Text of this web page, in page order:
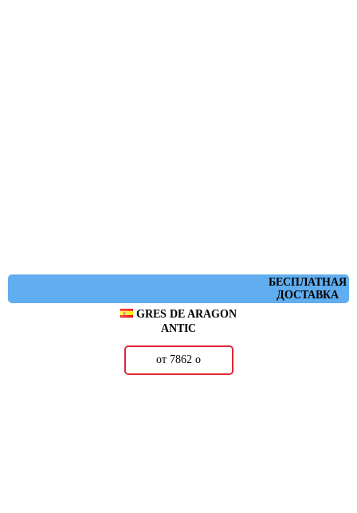
БЕСПЛАТНАЯ
ДОСТАВКА
GRES DE ARAGON
ANTIC
от 7862 о